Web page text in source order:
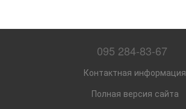
095 284-83-67
Контактная информация
Полная версия сайта